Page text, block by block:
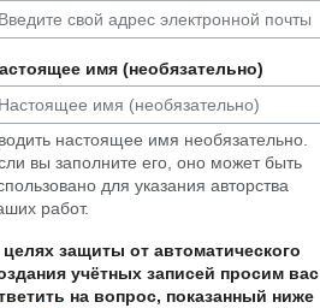
имя (необязательно)
настоящее имя необязательно.
вы заполните его, оно может быть
для указания авторства
работ.
целях защиты от автоматического
учётных записей просим вас
на вопрос, показанный ниже